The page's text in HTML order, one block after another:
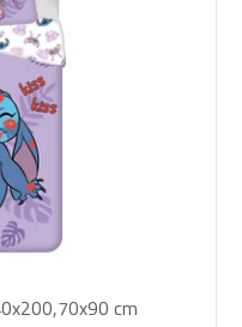
cm